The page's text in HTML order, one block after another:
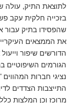
לתוצאת התיק, עולה
בזכייה חלקית עקב
שהפסידו בתיק עבור
את הממצאים
הדורשים שיפור
הגורמים השיפוטיים
נציגי חברות
התייצבות הצדדים
מרוכז וכן המלצות